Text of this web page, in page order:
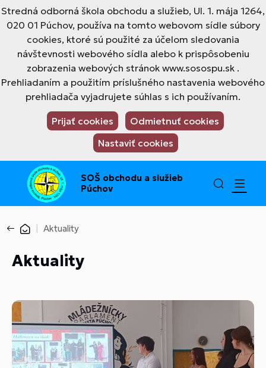
Stredná odborná škola obchodu a služieb, Ul. 1. mája 1264,
020 01 Púchov, používa na tomto webovom sídle súbory
cookies, ktoré sú použité za účelom sledovania
návštevnosti webového sídla alebo k prispôsobeniu
zobrazenia webových stránok www.sosospu.sk .
Prehliadaním a použitím príslušného nastavenia webového
prehliadača vyjadrujete súhlas s ich používaním.
Prijať cookies
Odmietnuť cookies
Nastaviť cookies
SOŠ obchodu a služieb
Púchov
Aktuality
Aktuality